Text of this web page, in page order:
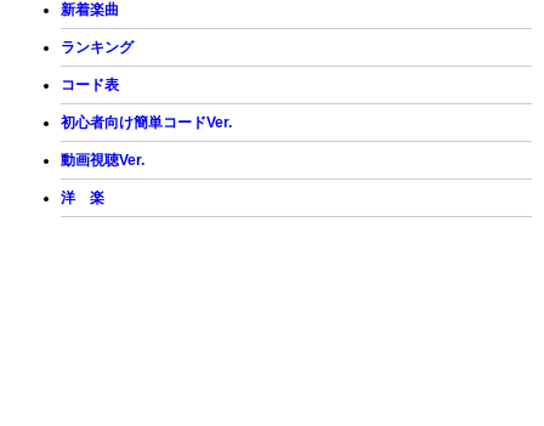
新着楽曲
ランキング
コード表
初心者向け簡単コードVer.
動画視聴Ver.
洋 楽